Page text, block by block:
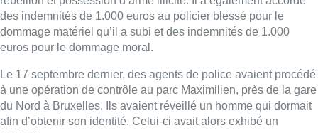
des indemnités de 1.000 euros au policier blessé pour le
dommage matériel qu’il a subi et des indemnités de 1.000
euros pour le dommage moral.
Le 17 septembre dernier, des agents de police avaient procédé
à une opération de contrôle au parc Maximilien, près de la gare
du Nord à Bruxelles. Ils avaient réveillé un homme qui dormait
afin d’obtenir son identité. Celui-ci avait alors exhibé un